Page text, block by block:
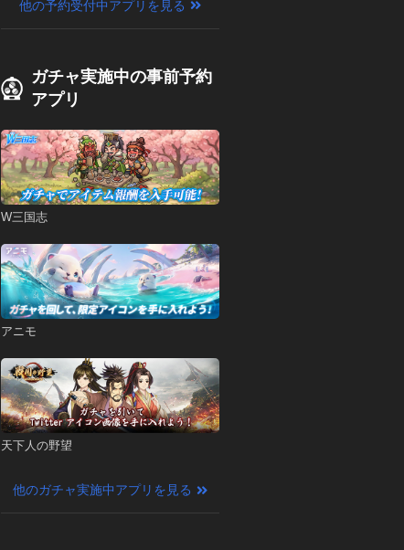
他の予約受付中アプリを見る
ガチャ実施中の事前予約
アプリ
W三国志
アニモ
天下人の野望
他のガチャ実施中アプリを見る